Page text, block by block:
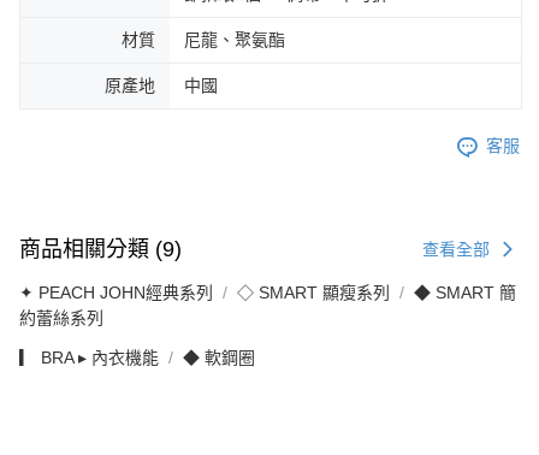
材質 尼龍、聚氨酯
原產地 中國
客服
商品相關分類 (9) 查看全部
✦ PEACH JOHN經典系列 ◇ SMART 顯瘦系列
◆ SMART 簡
約蕾絲系列
▎ BRA ▸ 內衣機能 ◆ 軟鋼圈